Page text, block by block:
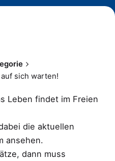
sich warten!
Leben findet im Freien
die aktuellen
ansehen.
dann muss